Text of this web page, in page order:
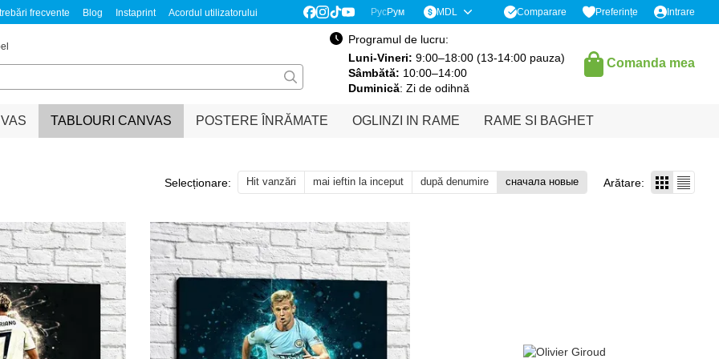
frecvente Blog Instaprint
Acordul utilizatorului
РусРум MDL Comparare Preferințe Intrare
Programul de lucru:
Luni-Vineri: 9:00–18:00 (13-14:00 pauza)
Sâmbătă: 10:00–14:00
Duminică: Zi de odihnă
Comanda mea
TABLOURI CANVAS POSTERE ÎNRĂMATE OGLINZI IN RAME RAME SI BAGHET
Selecționare: Hit vanzări mai ieftin la inceput după denumire сначала новые Arătare: